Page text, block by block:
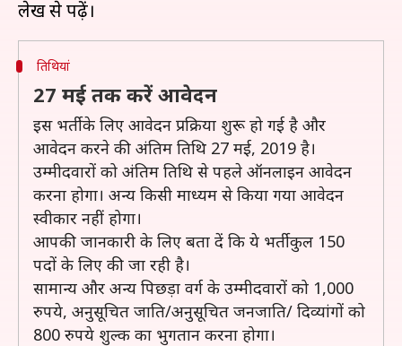
तिथियां
27 मई तक करें आवेदन
इस भर्ती के लिए आवेदन प्रक्रिया शुरू हो गई है और
आवेदन करने की अंतिम तिथि 27 मई, 2019 है।
उम्मीदवारों को अंतिम तिथि से पहले ऑनलाइन आवेदन
करना होगा। अन्य किसी माध्यम से किया गया आवेदन
स्वीकार नहीं होगा।
आपकी जानकारी के लिए बता दें कि ये भर्ती कुल 150
पदों के लिए की जा रही है।
सामान्य और अन्य पिछड़ा वर्ग के उम्मीदवारों को 1,000
रुपये, अनुसूचित जाति/अनुसूचित जनजाति/ दिव्यांगों को
800 रुपये शुल्क का भुगतान करना होगा।